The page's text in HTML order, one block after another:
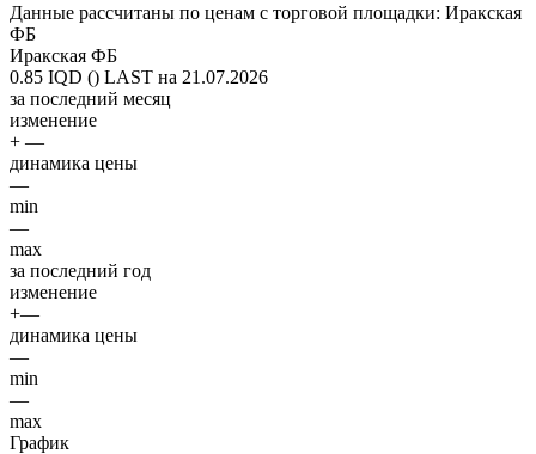
Данные рассчитаны по ценам с торговой площадки: Иракская
ФБ
Иракская ФБ
0.85 IQD () LAST на 21.07.2026
за последний месяц
изменение
+ —
динамика цены
—
min
—
max
за последний год
изменение
+—
динамика цены
—
min
—
max
График